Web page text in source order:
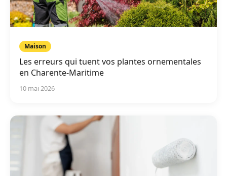
Maison
Les erreurs qui tuent vos plantes ornementales
en Charente-Maritime
10 mai 2026